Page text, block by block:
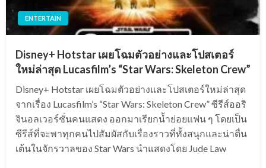
ENTERTAIN
Disney+ Hotstar เผยโฉมตัวอย่างและโปสเตอร์
ใหม่ล่าสุด Lucasfilm’s “Star Wars: Skeleton Crew”
Disney+ Hotstar เผยโฉมตัวอย่างและโปสเตอร์ใหม่ล่าสุด
จากเรื่อง Lucasfilm’s “Star Wars: Skeleton Crew” ซีรีส์ออริ
จินอลเวอร์ชั่นคนแสดง ออกมาเรียกน้ำย่อยแฟน ๆ โดยเป็น
ซีรีส์ที่จะพาทุกคนไปสัมผัสกับเรื่องราวที่ทั้งสนุกและน่าตื่น
เต้นในจักรวาลของ Star Wars นำแสดงโดย Jude Law